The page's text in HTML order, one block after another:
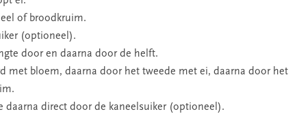
of broodkruim.
(optioneel).
door en daarna door de helft.
met bloem, daarna door het tweede met ei, daarna door het
daarna direct door de kaneelsuiker (optioneel).